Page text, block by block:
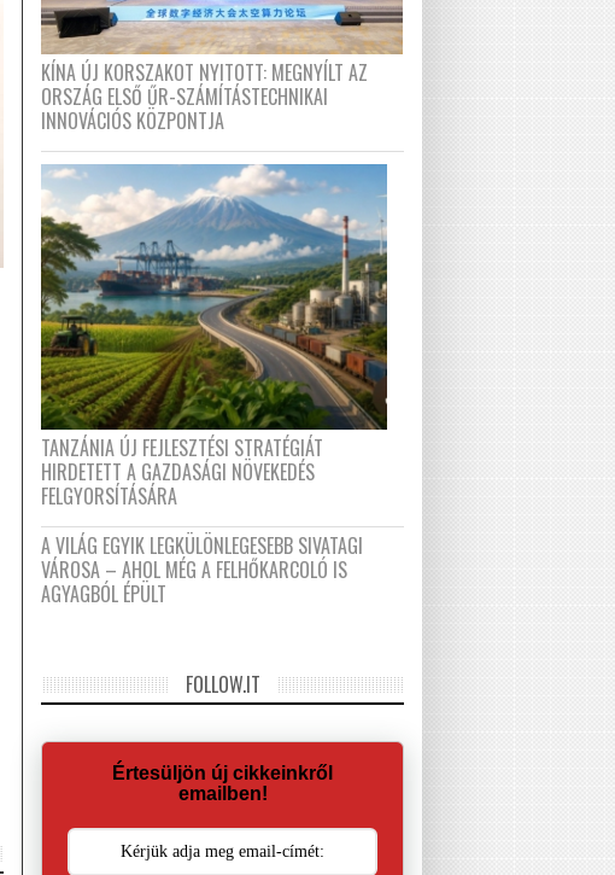
KÍNA ÚJ KORSZAKOT NYITOTT: MEGNYÍLT AZ
ORSZÁG ELSŐ ŰR-SZÁMÍTÁSTECHNIKAI
INNOVÁCIÓS KÖZPONTJA
TANZÁNIA ÚJ FEJLESZTÉSI STRATÉGIÁT
HIRDETETT A GAZDASÁGI NÖVEKEDÉS
FELGYORSÍTÁSÁRA
A VILÁG EGYIK LEGKÜLÖNLEGESEBB SIVATAGI
VÁROSA – AHOL MÉG A FELHŐKARCOLÓ IS
AGYAGBÓL ÉPÜLT
FOLLOW.IT
Értesüljön új cikkeinkről
emailben!